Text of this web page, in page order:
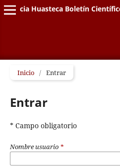
Ciencia Huasteca Boletín
Inicio / Entrar
Entrar
* Campo obligatorio
Nombre usuario *